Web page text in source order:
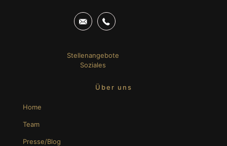
Stellenangebote
Soziales
Über uns
Home
Team
Presse/Blog